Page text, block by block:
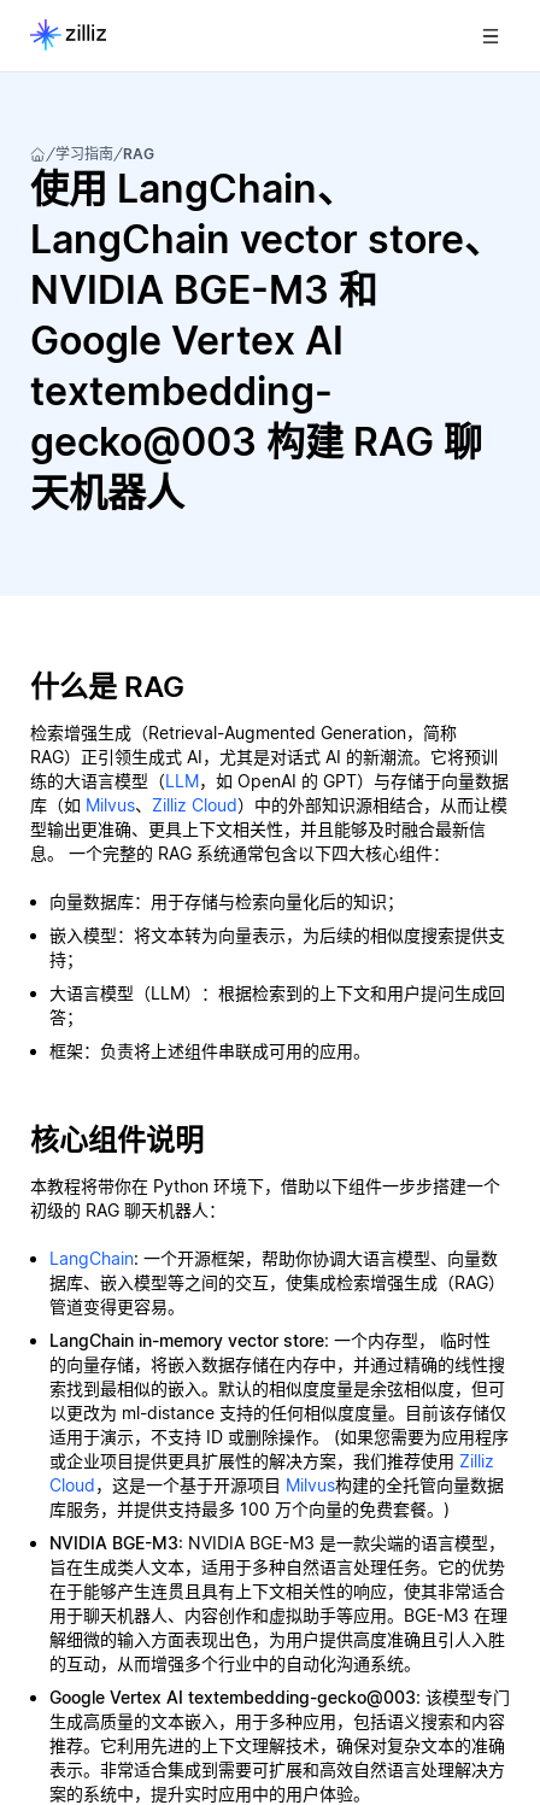
学习指南 RAG
使用 LangChain、
LangChain vector store、
NVIDIA BGE-M3 和
Google Vertex AI
textembedding-
gecko@003 构建 RAG 聊
天机器人
什么是 RAG
检索增强生成（Retrieval-Augmented Generation，简称
RAG）正引领生成式 AI，尤其是对话式 AI 的新潮流。它将预训
练的大语言模型（LLM，如 OpenAI 的 GPT）与存储于向量数据
库（如 Milvus、 Zilliz Cloud）中的外部知识源相结合，从而让模
型输出更准确、更具上下文相关性，并且能够及时融合最新信
息。 一个完整的 RAG 系统通常包含以下四大核心组件：
向量数据库：用于存储与检索向量化后的知识；
嵌入模型：将文本转为向量表示，为后续的相似度搜索提供支
持；
大语言模型（LLM）：根据检索到的上下文和用户提问生成回
答；
框架：负责将上述组件串联成可用的应用。
核心组件说明
本教程将带你在 Python 环境下，借助以下组件一步步搭建一个
初级的 RAG 聊天机器人：
LangChain: 一个开源框架，帮助你协调大语言模型、向量数
据库、嵌入模型等之间的交互，使集成检索增强生成（RAG）
管道变得更容易。
LangChain in-memory vector store: 一个内存型， 临时性
的向量存储，将嵌入数据存储在内存中，并通过精确的线性搜
索找到最相似的嵌入。默认的相似度度量是余弦相似度，但可
以更改为 ml-distance 支持的任何相似度度量。目前该存储仅
适用于演示，不支持 ID 或删除操作。 (如果您需要为应用程序
或企业项目提供更具扩展性的解决方案，我们推荐使用 Zilliz
Cloud，这是一个基于开源项目 Milvus构建的全托管向量数据
库服务，并提供支持最多 100 万个向量的免费套餐。)
NVIDIA BGE-M3: NVIDIA BGE-M3 是一款尖端的语言模型，
旨在生成类人文本，适用于多种自然语言处理任务。它的优势
在于能够产生连贯且具有上下文相关性的响应，使其非常适合
用于聊天机器人、内容创作和虚拟助手等应用。BGE-M3 在理
解细微的输入方面表现出色，为用户提供高度准确且引人入胜
的互动，从而增强多个行业中的自动化沟通系统。
Google Vertex AI textembedding-gecko@003: 该模型专门
生成高质量的文本嵌入，用于多种应用，包括语义搜索和内容
推荐。它利用先进的上下文理解技术，确保对复杂文本的准确
表示。非常适合集成到需要可扩展和高效自然语言处理解决方
案的系统中，提升实时应用中的用户体验。